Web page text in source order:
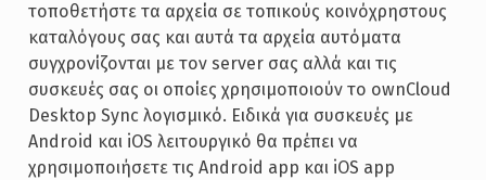
τοποθετήστε τα αρχεία σε τοπικούς κοινόχρηστους
καταλόγους σας και αυτά τα αρχεία αυτόματα
συγχρονίζονται με τον server σας αλλά και τις
συσκευές σας οι οποίες χρησιμοποιούν το ownCloud
Desktop Sync λογισμικό. Ειδικά για συσκευές με
Android και iOS λειτουργικό θα πρέπει να
χρησιμοποιήσετε τις Android app και iOS app